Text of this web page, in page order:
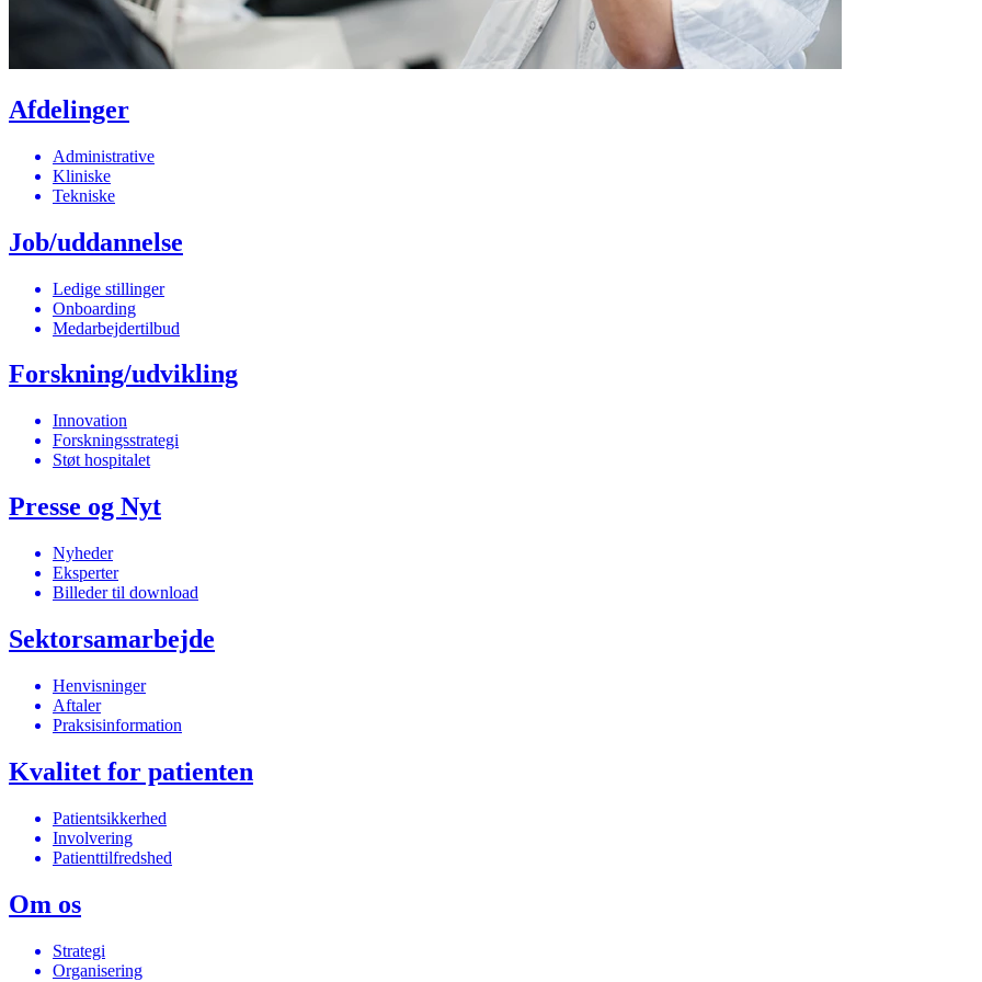
Afdelinger
Administrative
Kliniske
Tekniske
Job/uddannelse
Ledige stillinger
Onboarding
Medarbejdertilbud
Forskning/udvikling
Innovation
Forskningsstrategi
Støt hospitalet
Presse og Nyt
Nyheder
Eksperter
Billeder til download
Sektorsamarbejde
Henvisninger
Aftaler
Praksisinformation
Kvalitet for patienten
Patientsikkerhed
Involvering
Patienttilfredshed
Om os
Strategi
Organisering